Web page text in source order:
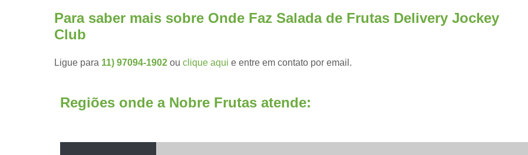
Envio de Frutas a Empresas
Frutas a
Frutas In Natura para Empresas
Frutas Naturais Congeladas
Para saber mais sobre Onde Faz Salada de Frutas Delivery Jockey
Club
Ligue para 11) 97094-1902 ou clique aqui e entre em contato por email.
Regiões onde a Nobre Frutas atende: